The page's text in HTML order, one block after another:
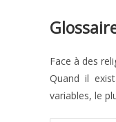
publication :
Face à des
Quand il
variables, le